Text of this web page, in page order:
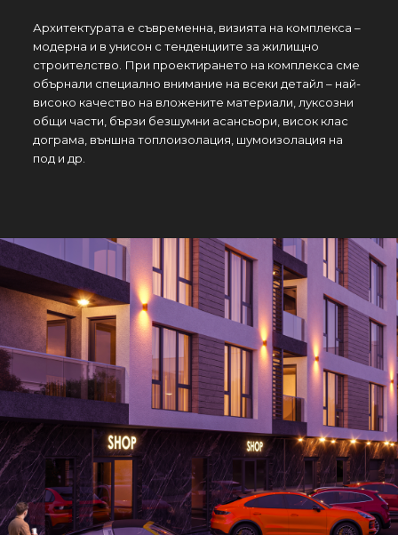
Архитектурата е съвременна, визията на комплекса –
модерна и в унисон с тенденциите за жилищно
строителство. При проектирането на комплекса сме
обърнали специално внимание на всеки детайл – най-
високо качество на вложените материали, луксозни
общи части, бързи безшумни асансьори, висок клас
дограма, външна топлоизолация, шумоизолация на
под и др.